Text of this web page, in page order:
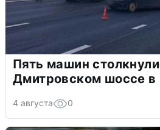
Пять машин
Дмитровском шоссе в
4 августа 0